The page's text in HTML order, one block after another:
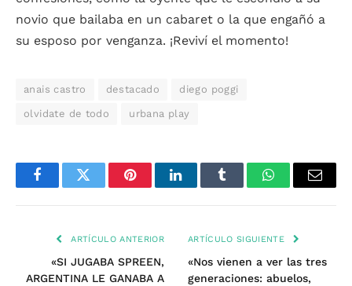
novio que bailaba en un cabaret o la que engañó a
su esposo por venganza. ¡Reviví el momento!
anais castro destacado diego poggi
olvidate de todo urbana play
FacebookTwitter PinterestLinkedInTumblr WhatsAppEmail
ARTÍCULO ANTERIOR
«SI JUGABA SPREEN,
ARGENTINA LE GANABA A
ARTÍCULO SIGUIENTE
«Nos vienen a ver las tres
generaciones: abuelos,